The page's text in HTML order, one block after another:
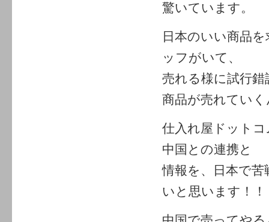
驚いています。
日本のいい商品
ッフがいて、
売れる様に試行
商品が売れてい
仕入れ屋ドット
中国との連携と
情報を、日本で
いと思います！！